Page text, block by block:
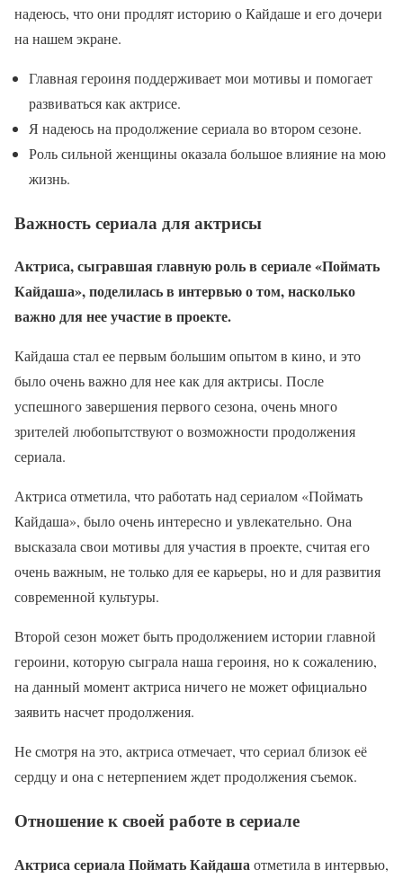
надеюсь, что они продлят историю о Кайдаше и его дочери
на нашем экране.
Главная героиня поддерживает мои мотивы и помогает
развиваться как актрисе.
Я надеюсь на продолжение сериала во втором сезоне.
Роль сильной женщины оказала большое влияние на мою
жизнь.
Важность сериала для актрисы
Актриса, сыгравшая главную роль в сериале «Поймать
Кайдаша», поделилась в интервью о том, насколько
важно для нее участие в проекте.
Кайдаша стал ее первым большим опытом в кино, и это
было очень важно для нее как для актрисы. После
успешного завершения первого сезона, очень много
зрителей любопытствуют о возможности продолжения
сериала.
Актриса отметила, что работать над сериалом «Поймать
Кайдаша», было очень интересно и увлекательно. Она
высказала свои мотивы для участия в проекте, считая его
очень важным, не только для ее карьеры, но и для развития
современной культуры.
Второй сезон может быть продолжением истории главной
героини, которую сыграла наша героиня, но к сожалению,
на данный момент актриса ничего не может официально
заявить насчет продолжения.
Не смотря на это, актриса отмечает, что сериал близок её
сердцу и она с нетерпением ждет продолжения съемок.
Отношение к своей работе в сериале
Актриса сериала Поймать Кайдашаотметила в интервью,